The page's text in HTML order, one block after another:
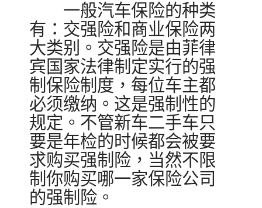
一般汽车保险的种类
有：交强险和商业保险两
大类别。交强险是由菲律
宾国家法律制定实行的强
制保险制度，每位车主都
必须缴纳。这是强制性的
规定。不管新车二手车只
要是年检的时候都会被要
求购买强制险，当然不限
制你购买哪一家保险公司
的强制险。